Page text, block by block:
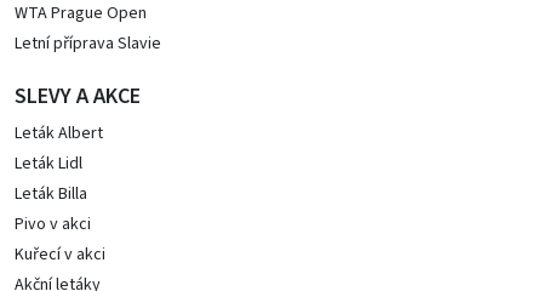
WTA Prague Open
Letní příprava Slavie
SLEVY A AKCE
Leták Albert
Leták Lidl
Leták Billa
Pivo v akci
Kuřecí v akci
Akční letáky